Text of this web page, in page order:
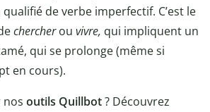
de verbe imperfectif. C’est le
chercherou vivre, qui impliquent un
qui se prolonge (même si
en cours).
nos outils Quillbot? Découvrez